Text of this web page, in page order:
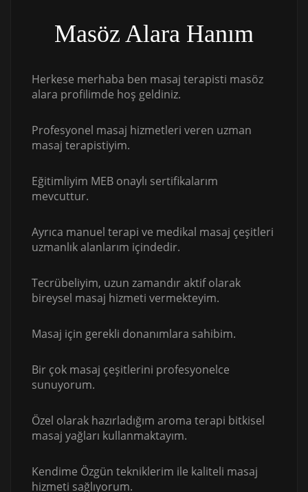
Masöz Alara Hanım
Herkese merhaba ben masaj terapisti masöz
alara profilimde hoş geldiniz.
Profesyonel masaj hizmetleri veren uzman
masaj terapistiyim.
Eğitimliyim MEB onaylı sertifikalarım
mevcuttur.
Ayrıca manuel terapi ve medikal masaj çeşitleri
uzmanlık alanlarım içindedir.
Tecrübeliyim, uzun zamandır aktif olarak
bireysel masaj hizmeti vermekteyim.
Masaj için gerekli donanımlara sahibim.
Bir çok masaj çeşitlerini profesyonelce
sunuyorum.
Özel olarak hazırladığım aroma terapi bitkisel
masaj yağları kullanmaktayım.
Kendime Özgün tekniklerim ile kaliteli masaj
hizmeti sağlıyorum.